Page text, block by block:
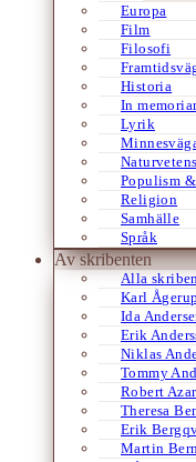
Europa
Film
Filosofi
Historia
In
Lyrik
Populism
Religion
Samhälle
Språk
Av skribenten
Alla
Karl Ågerup
Ida
Erik
Niklas
Tommy
Robert Azar
Theresa
Erik
Martin